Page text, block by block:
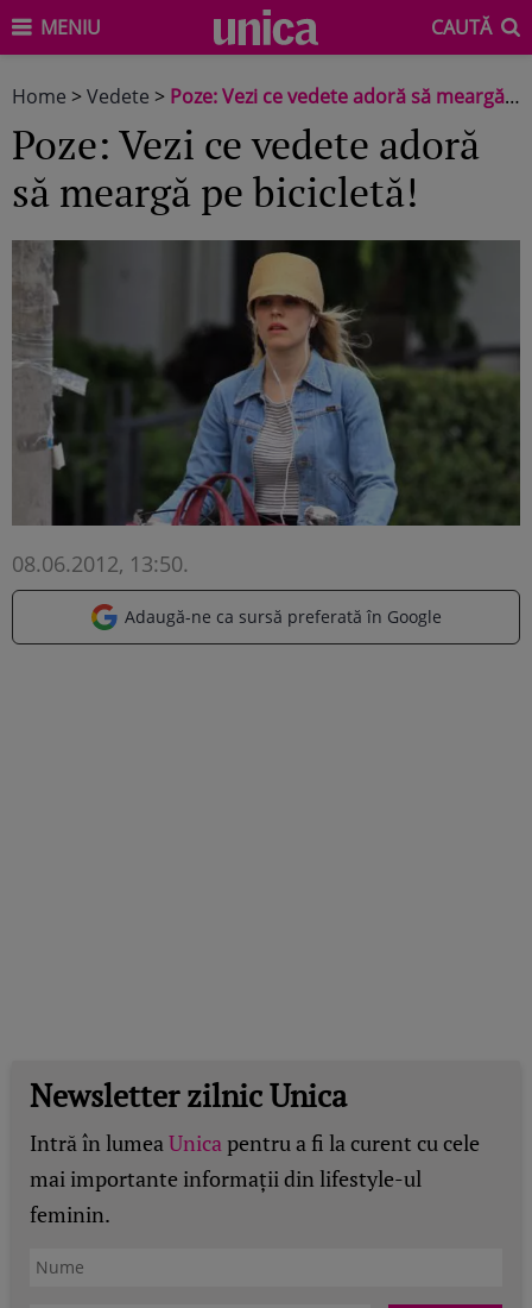
MENIU CAUTĂ
Home >Vedete > Poze: Vezi ce vedete adoră să meargă pe bicicletă!
Poze: Vezi ce vedete adoră
să meargă pe bicicletă!
08.06.2012, 13:50.
Adaugă-ne ca sursă preferată în Google
Newsletter zilnic Unica
Intră în lumeaUnicapentru a fi la curent cu cele
mai importante informații din lifestyle-ul
feminin.